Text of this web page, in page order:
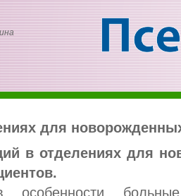
для
в отделениях для
особенности